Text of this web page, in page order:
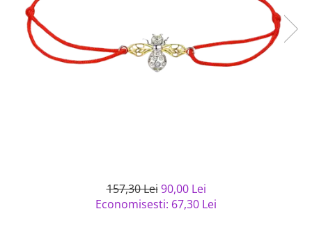
semipretioase
Bijuterii argint placat cu aur
Bijuterii argint cu diverse
Bijuterii de Lux
Bijuterii gotice si rock
Bijuterii Handmade
Solutii si lavete de curatare
157,30 Lei 90,00 Lei
Economisesti: 67,30 Lei